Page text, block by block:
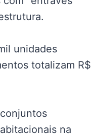
unidades
totalizam R$
na